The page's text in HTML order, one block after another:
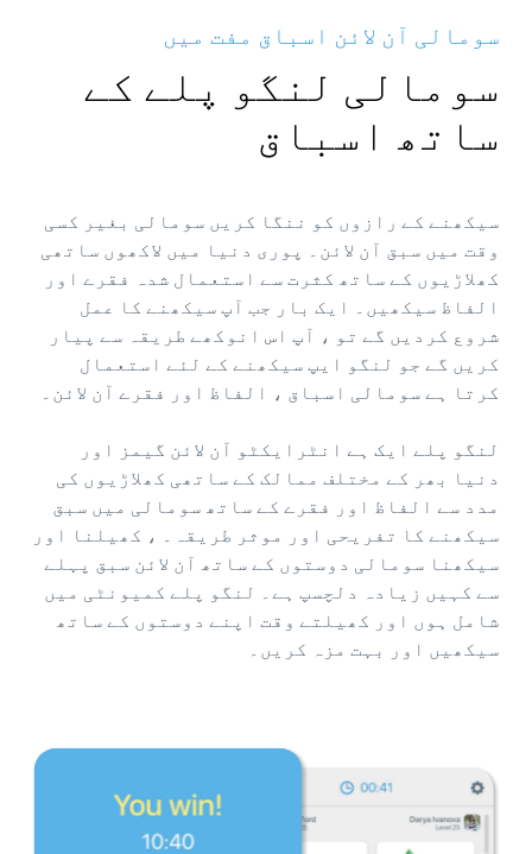
سومالی آن لائن اسباق مفت میں
سومالی لنگو پلے کے
ساتھ اسباق
سیکھنے کے رازوں کو ننگا کریں سومالی بغیر کسی
وقت میں سبق آن لائن۔ پوری دنیا میں لاکھوں ساتھی
کھلاڑیوں کے ساتھ کثرت سے استعمال شدہ فقرے اور
الفاظ سیکھیں۔ ایک بار جب آپ سیکھنے کا عمل
شروع کردیں گے تو ، آپ اس انوکھے طریقہ سے پیار
کریں گے جو لنگو ایپ سیکھنے کے لئے استعمال
کرتا ہے سومالی اسباق ، الفاظ اور فقرے آن لائن۔
لنگو پلے ایک ہے انٹرایکٹو آن لائن گیمز اور
دنیا بھر کے مختلف ممالک کے ساتھی کھلاڑیوں کی
مدد سے الفاظ اور فقرے کے ساتھ سومالی میں سبق
سیکھنے کا تفریحی اور موثر طریقہ۔ ، کھیلنا اور
سیکھنا سومالی دوستوں کے ساتھ آن لائن سبق پہلے
سے کہیں زیادہ دلچسپ ہے۔ لنگو پلے کمیونٹی میں
شامل ہوں اور کھیلتے وقت اپنے دوستوں کے ساتھ
سیکھیں اور بہت مزہ کریں۔